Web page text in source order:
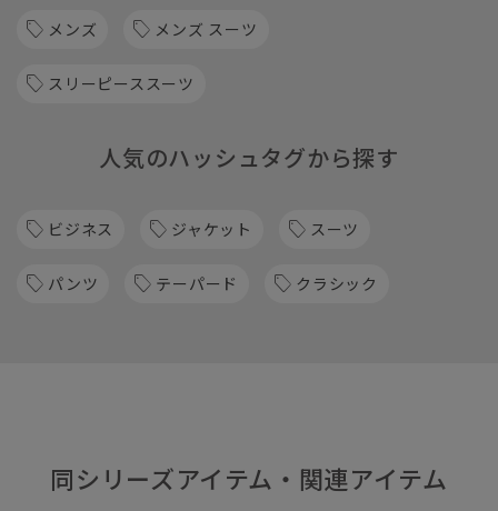
メンズ メンズ スーツ
スリーピーススーツ
人気のハッシュタグから探す
ビジネス ジャケット スーツ
パンツ テーパード クラシック
同シリーズアイテム・関連アイテム